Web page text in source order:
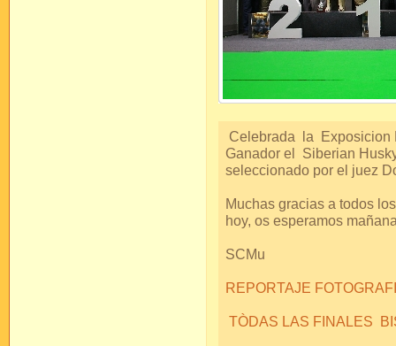
Celebrada la Exposicion
Ganador el Siberian
seleccionado por el juez
Muchas gracias a todos
hoy, os esperamos
SCMu
REPORTAJE
TÒDAS LAS FINALES